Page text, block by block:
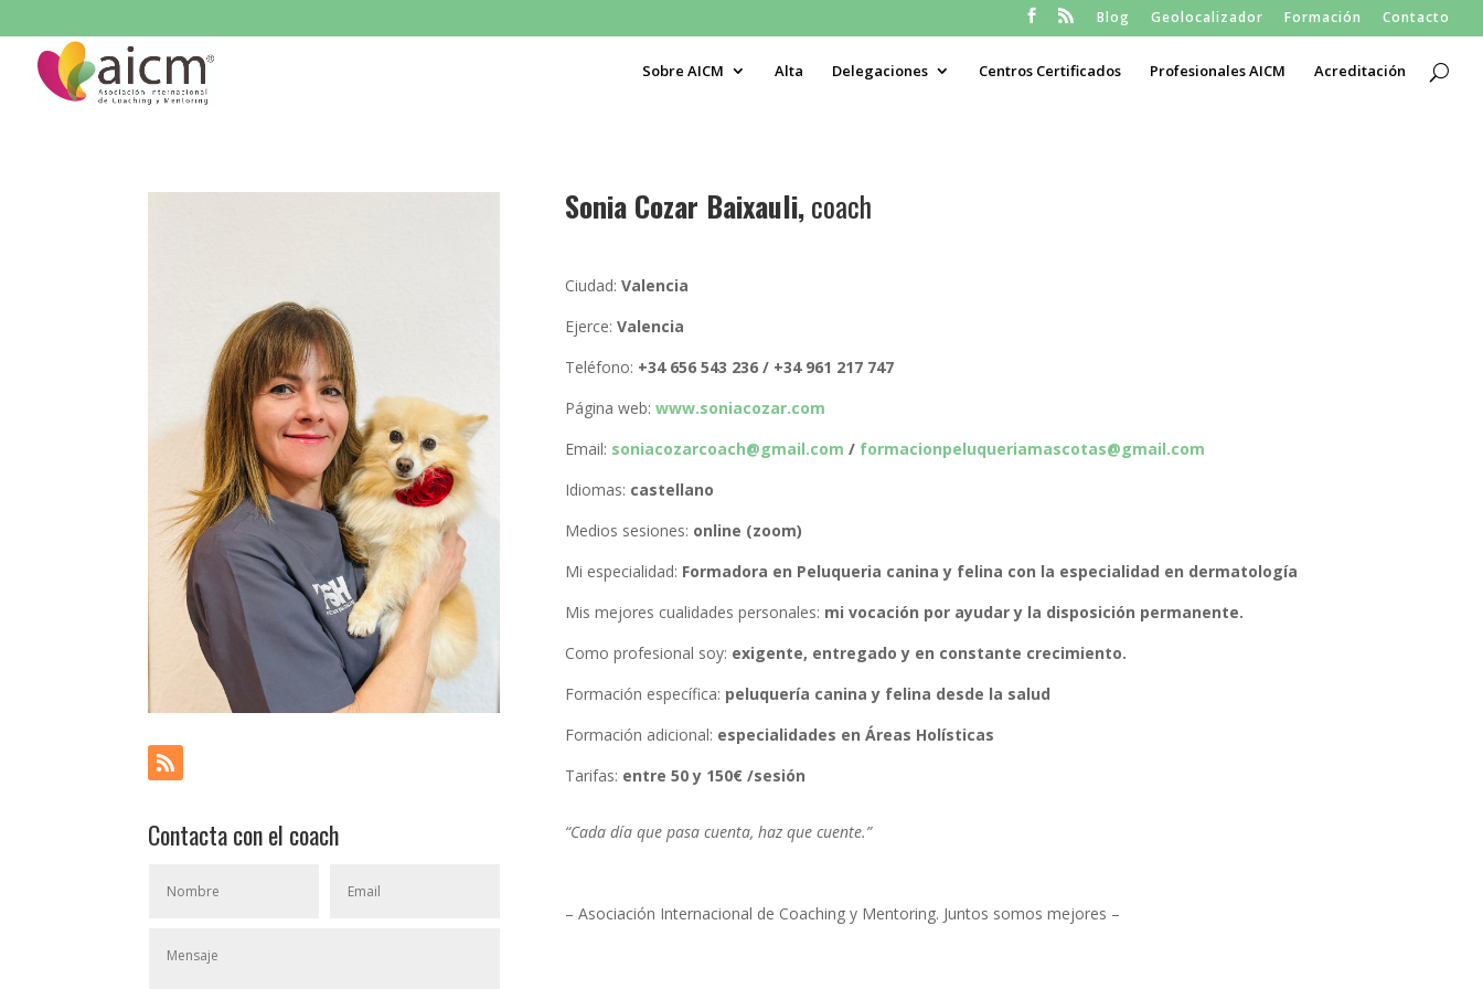
Blog Geolocalizador Formación Contacto
Sobre AICM Alta Delegaciones Centros Certificados Profesionales AICM Acreditación
Contacta con el coach
Sonia Cozar Baixauli,coach
Ciudad:Valencia
Ejerce:Valencia
Teléfono: +34 656 543 236 / +34 961 217 747
Página web:www.soniacozar.com
Email: soniacozarcoach@gmail.com / formacionpeluqueriamascotas@gmail.com
Idiomas: castellano
Medios sesiones: online (zoom)
Mi especialidad: Formadora en Peluqueria canina y felina con la especialidad en dermatología
Mis mejores cualidades personales: mi vocación por ayudar y la disposición permanente.
Como profesional soy: exigente, entregado y en constante crecimiento.
Formación específica: peluquería canina y felina desde la salud
Formación adicional: especialidades en Áreas Holísticas
Tarifas: entre 50 y 150€ /sesión
“Cada día que pasa cuenta, haz que cuente.”
– Asociación Internacional de Coaching y Mentoring. Juntos somos mejores –